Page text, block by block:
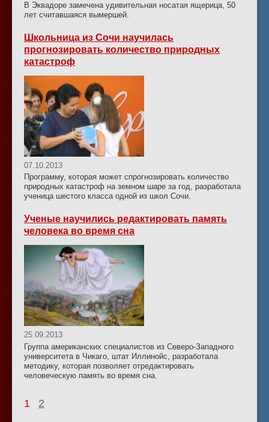
В Эквадоре замечена удивительная носатая ящерица, 50
лет считавшаяся вымершей.
Школьница из Сочи научилась
прогнозировать количество природных
катастроф
07.10.2013
Программу, которая может спрогнозировать количество
природных катастроф на земном шаре за год, разработала
ученица шестого класса одной из школ Сочи.
Ученые научились редактировать память
человека во время сна
25.09.2013
Группа американских специалистов из Северо-Западного
университета в Чикаго, штат Иллинойс, разработала
методику, которая позволяет отредактировать
человеческую память во время сна.
1 2